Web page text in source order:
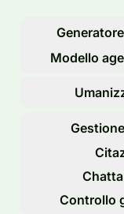
Modello
Controllo